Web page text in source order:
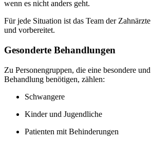
wenn es nicht anders geht.
Für jede Situation ist das Team der
und vorbereitet.
Gesonderte Behandlungen
Zu Personengruppen, die eine besondere
Behandlung benötigen, zählen:
Schwangere
Kinder und Jugendliche
Patienten mit Behinderungen